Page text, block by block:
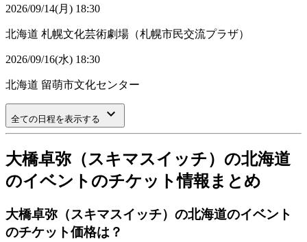
2026/09/14(月) 18:30
北海道 札幌文化芸術劇場（札幌市民交流プラザ）
2026/09/16(水) 18:30
北海道 留萌市文化センター
全ての日程を表示する keyboard_arrow_down
大橋卓弥（スキマスイッチ）の北海道
のイベントのチケット情報まとめ
大橋卓弥（スキマスイッチ）の北海道のイベント
のチケット価格は？